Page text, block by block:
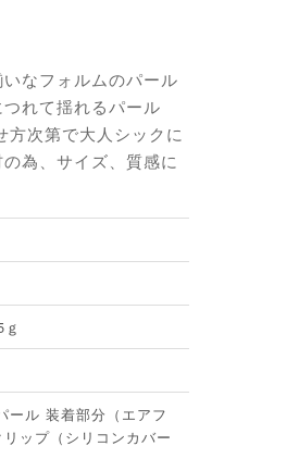
なフォルムのパール
れて揺れるパール
方次第で大人シックに
為、サイズ、質感に
ール 装着部分（エアフ
ップ（シリコンカバー